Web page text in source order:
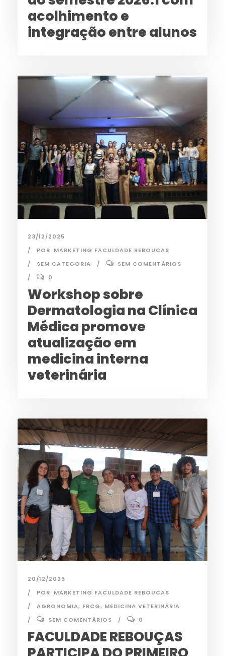
acolhimento e
integração entre alunos
23/12/2025
POR MARKETING FACULDADE REBOUCAS
SEM CATEGORIA
SEM COMENTÁRIOS
0
Workshop sobre
Dermatologia na Clínica
Médica promove
atualização em
medicina interna
veterinária
20/12/2025
POR MARKETING FACULDADE REBOUCAS
AGRONOMIA, FRCG, MEDICINA VETERINÁRIA
SEM COMENTÁRIOS
0
FACULDADE REBOUÇAS